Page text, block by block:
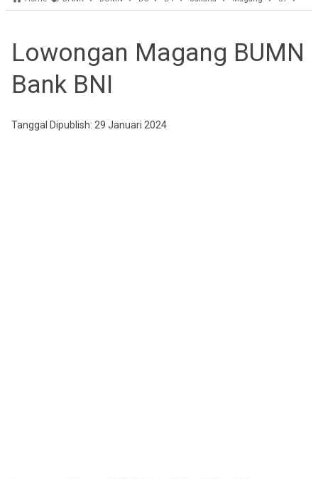
Lowongan Magang BUMN
Bank BNI
Tanggal Dipublish: 29 Januari 2024